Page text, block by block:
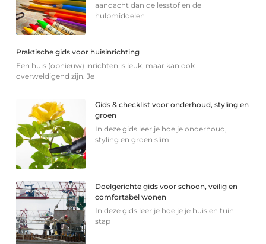
aandacht dan de lesstof en de
hulpmiddelen
Praktische gids voor huisinrichting
Een huis (opnieuw) inrichten is leuk, maar kan ook
overweldigend zijn. Je
Gids & checklist voor onderhoud, styling en
groen
In deze gids leer je hoe je onderhoud,
styling en groen slim
Doelgerichte gids voor schoon, veilig en
comfortabel wonen
In deze gids leer je hoe je je huis en tuin
stap